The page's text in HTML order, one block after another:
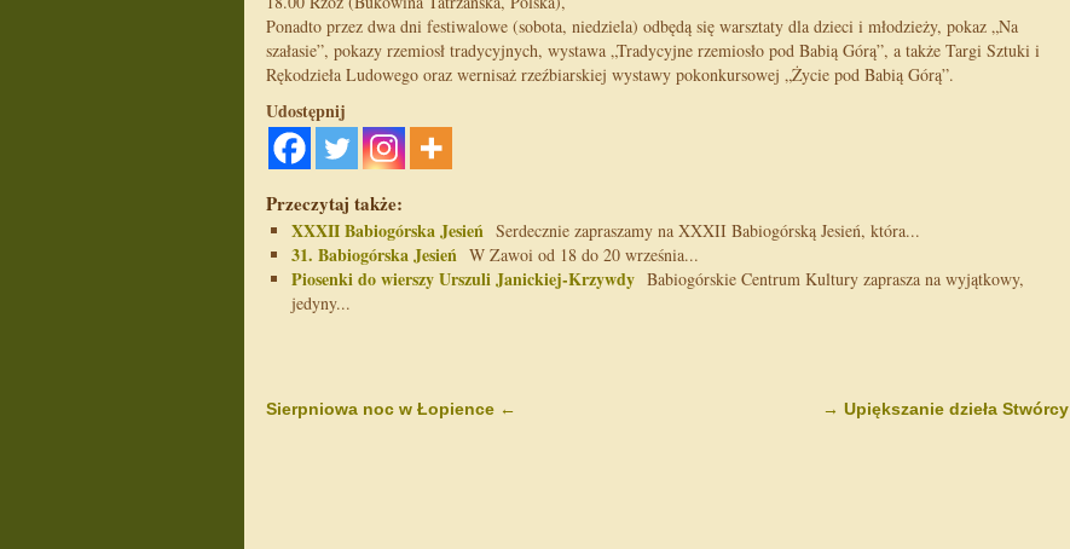
Ponadto przez dwa dni festiwalowe (sobota, niedziela) odbędą się warsztaty dla dzieci i młodzieży, pokaz „Na
szałasie”, pokazy rzemiosł tradycyjnych, wystawa „Tradycyjne rzemiosło pod Babią Górą”, a także Targi Sztuki i
Rękodzieła Ludowego oraz wernisaż rzeźbiarskiej wystawy pokonkursowej „Życie pod Babią Górą”.
Udostępnij
Przeczytaj także:
XXXII Babiogórska Jesień Serdecznie zapraszamy na XXXII Babiogórską Jesień, która...
31. Babiogórska Jesień W Zawoi od 18 do 20 września...
Piosenki do wierszy Urszuli Janickiej-Krzywdy Babiogórskie Centrum Kultury zaprasza na wyjątkowy,
jedyny...
→ Upiększanie dzieła Stwórcy
Sierpniowa noc w Łopience ←